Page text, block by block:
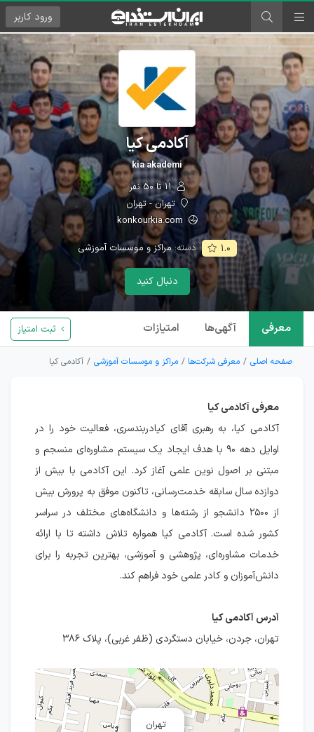
ورود کاربر
آکادمی کیا
kia akademi
۱۱ تا ۵۰ نفر
تهران - تهران
konkourkia.com
۱.۰ دسته:مراکز و موسسات آموزشی
دنبال کنید
معرفی آگهی‌ها امتیازات ثبت امتیاز
صفحه اصلی معرفی شرکت‌ها مراکز و موسسات آموزشی آکادمی کیا
معرفی آکادمی کیا
آکادمی کیا، به رهبری آقای کیادربندسری، فعالیت خود را در
اوایل دهه ۹۰ با هدف ایجاد یک سیستم مشاوره‌ای منسجم و
مبتنی بر اصول نوین علمی آغاز کرد. این آکادمی با بیش از
دوازده سال سابقه خدمت‌رسانی، تاکنون موفق به پرورش بیش
از ۲۵۰۰ دانشجو از رشته‌ها و دانشگاه‌های مختلف در سراسر
کشور شده است. آکادمی کیا همواره تلاش داشته تا با ارائه
خدمات مشاوره‌ای، پژوهشی و آموزشی، بهترین تجربه را برای
دانش‌آموزان و کادر علمی خود فراهم کند.
آدرس آکادمی کیا
تهران‌، جردن، خیابان دستگردی (ظفر غربی)، پلاک ۳۸۶
تهران